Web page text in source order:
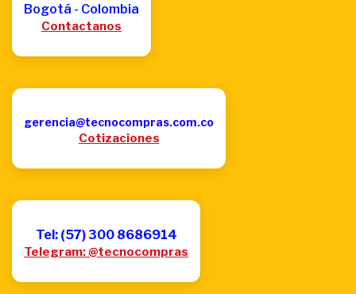
Bogotá - Colombia
Contactanos
gerencia@tecnocompras.com.co
Cotizaciones
Tel: (57) 300 8686914
Telegram: @tecnocompras